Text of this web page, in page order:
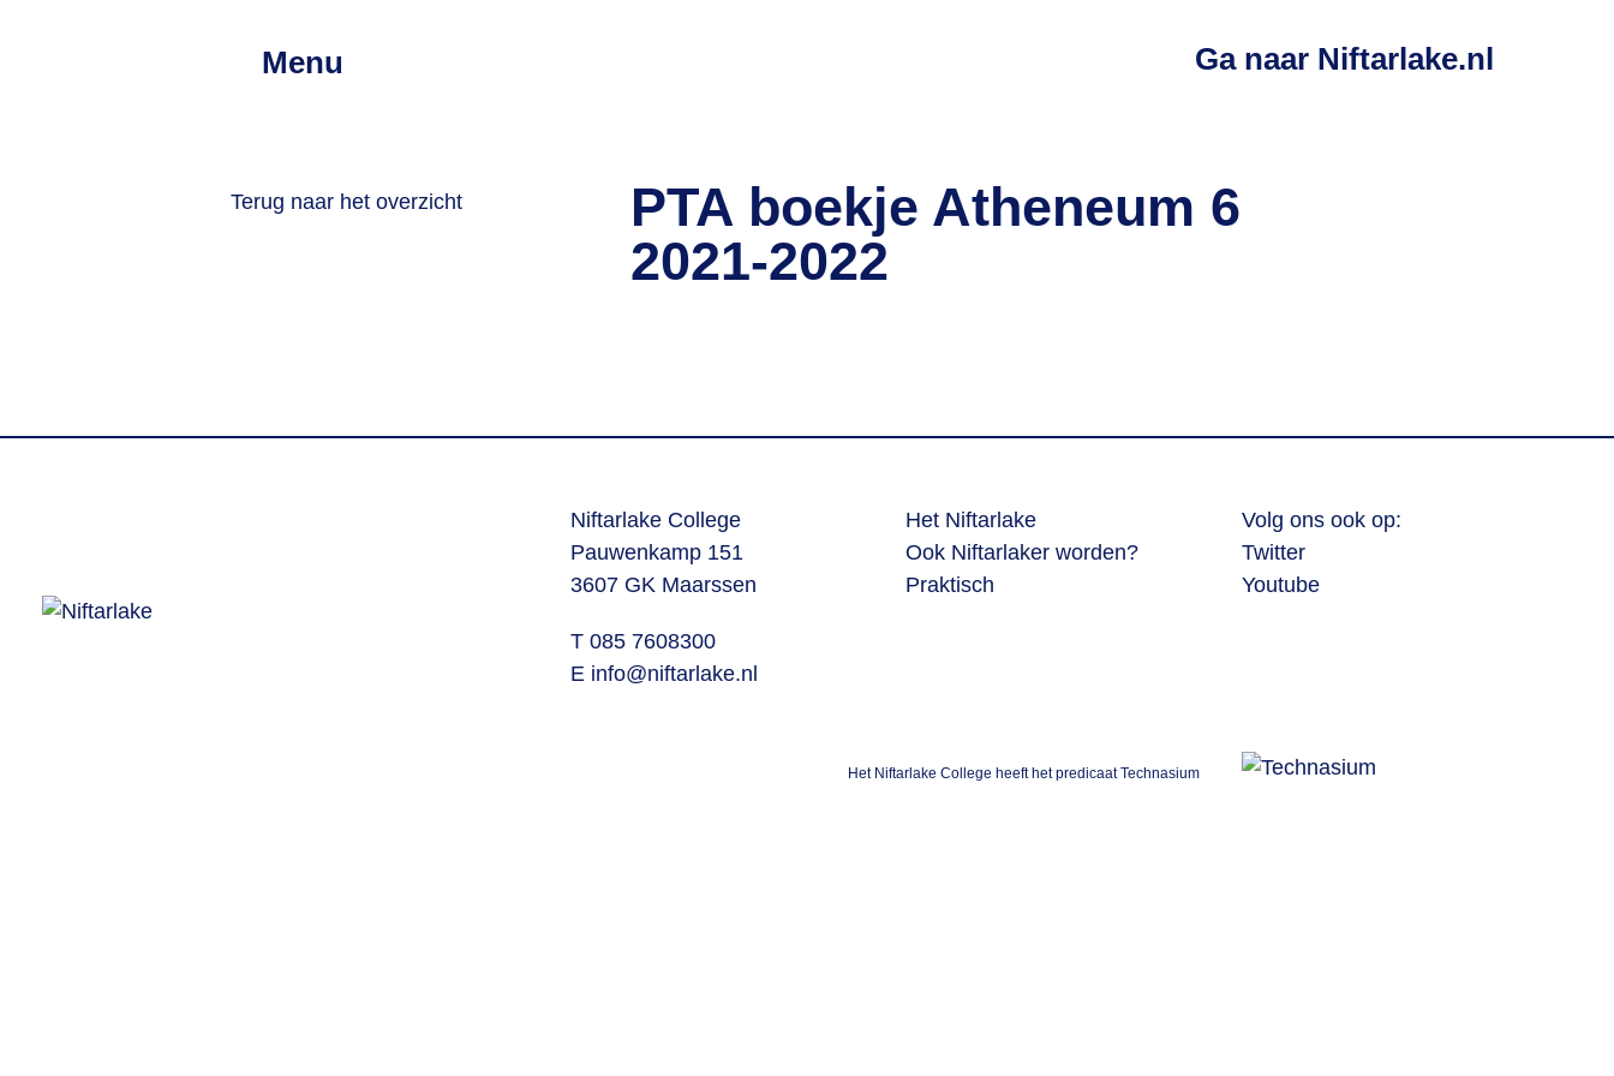
Menu Ga naar Niftarlake.nl
PTA boekje Atheneum 6
2021-2022
Terug naar het overzicht
Niftarlake College
Pauwenkamp 151
3607 GK Maarssen
T 085 7608300
E info@niftarlake.nl
Het Niftarlake
Ook Niftarlaker worden?
Praktisch
Volg ons ook op:
Twitter
Youtube
Het Niftarlake College heeft het predicaat Technasium